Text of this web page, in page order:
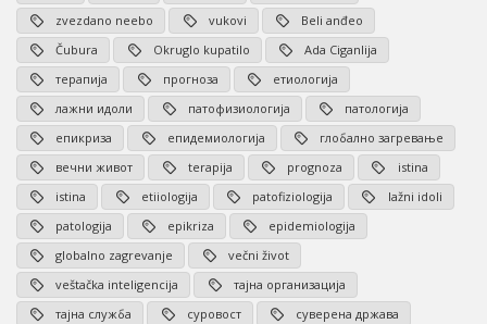
zvezdano neebo
vukovi
Beli anđeo
Čubura
Okruglo kupatilo
Ada Ciganlija
терапија
прогноза
етиологија
лажни идоли
патофизиологија
патологија
епикриза
епидемиологија
глобално загревање
вечни живот
terapija prognoza
istina
istina
etiiologija patofiziologija
lažni idoli
patologija
epikriza
epidemiologija
globalno zagrevanje
večni život
veštačka inteligencija
тајна организација
тајна служба
суровост
суверена држава